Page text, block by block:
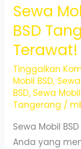
Matic
di
BSD
City
Hanya
200rb
Untuk
Jam!
Sewa
BSD
Terawat!
Tinggalkan
Mobil BSD,
BSD, Sewa
Tangerang /
Sewa Mobil
Anda yang